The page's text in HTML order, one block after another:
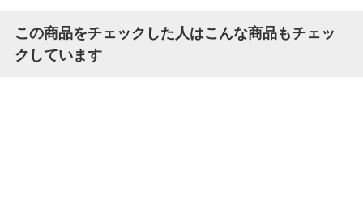
この商品をチェックした人はこんな商品もチェッ
クしています